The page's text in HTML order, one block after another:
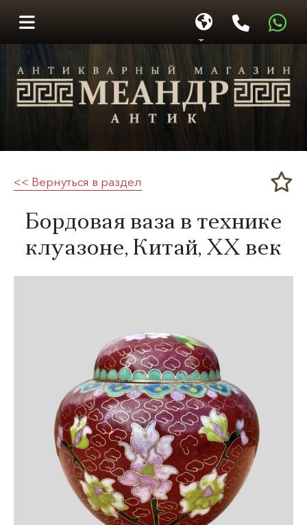
Меандр-Антик
<< Вернуться в раздел
Бордовая ваза в технике
клуазоне, Китай, XX век